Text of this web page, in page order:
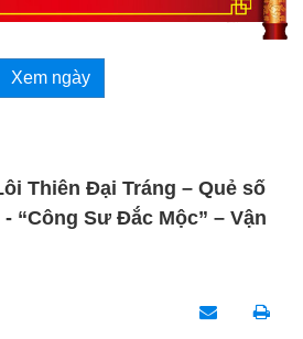
Xem ngày
Thiên Đại Tráng – Quẻ số
“Công Sư Đắc Mộc” – Vận